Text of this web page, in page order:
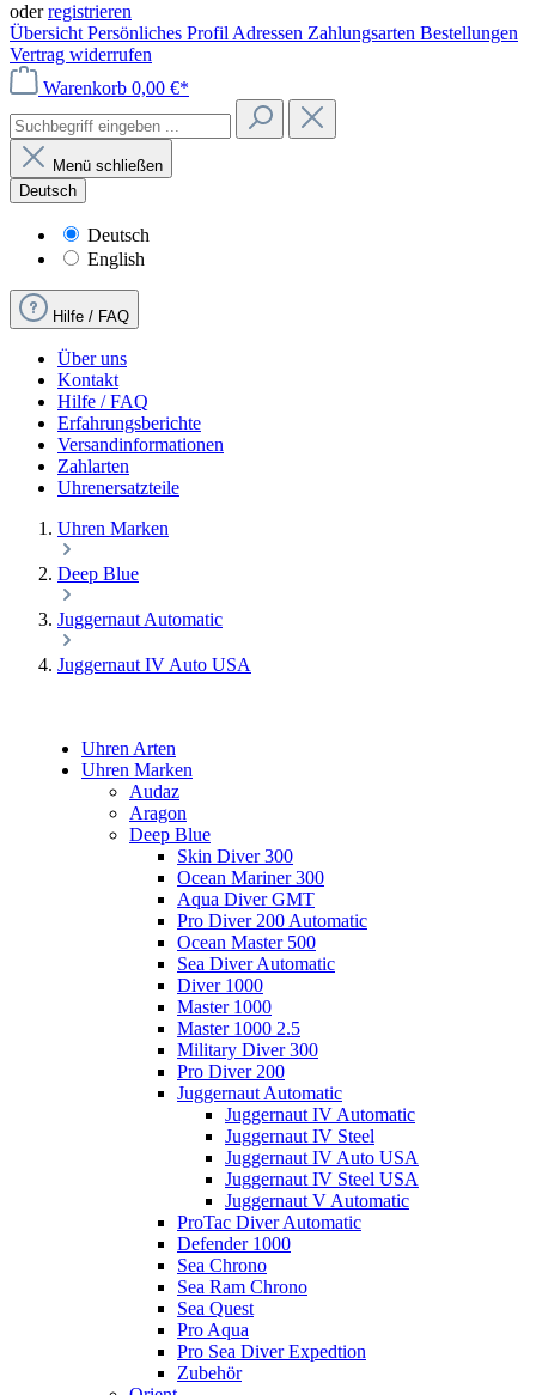
oderregistrieren
Übersicht Persönliches Profil Adressen Zahlungsarten Bestellungen
Vertrag widerrufen
Warenkorb 0,00 €*
Menü schließen
Deutsch
Deutsch
English
Hilfe / FAQ
Über uns
Kontakt
Hilfe / FAQ
Erfahrungsberichte
Versandinformationen
Zahlarten
Uhrenersatzteile
Uhren Marken
Deep Blue
Juggernaut Automatic
Juggernaut IV Auto USA
Uhren Arten
Uhren Marken
Audaz
Aragon
Deep Blue
Skin Diver 300
Ocean Mariner 300
Aqua Diver GMT
Pro Diver 200 Automatic
Ocean Master 500
Sea Diver Automatic
Diver 1000
Master 1000
Master 1000 2.5
Military Diver 300
Pro Diver 200
Juggernaut Automatic
Juggernaut IV Automatic
Juggernaut IV Steel
Juggernaut IV Auto USA
Juggernaut IV Steel USA
Juggernaut V Automatic
ProTac Diver Automatic
Defender 1000
Sea Chrono
Sea Ram Chrono
Sea Quest
Pro Aqua
Pro Sea Diver Expedtion
Zubehör